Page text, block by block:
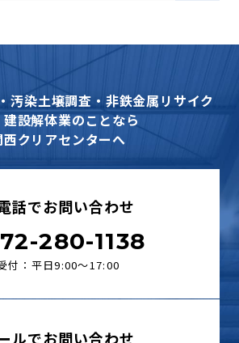
汚染土壌調査・非鉄金属リサイク
建設解体業のことなら
西クリアセンターへ
話でお問い合わせ
280-1138
付：平日9:00〜17:00
ルでお問い合わせ